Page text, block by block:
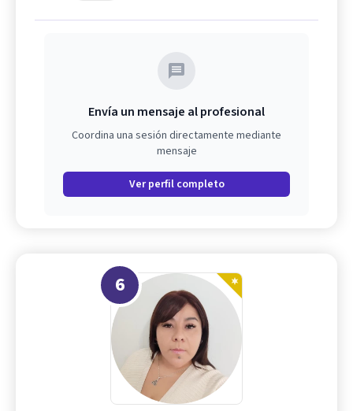
Envía un mensaje al profesional
Coordina una sesión directamente mediante
mensaje
Ver perfil completo
6